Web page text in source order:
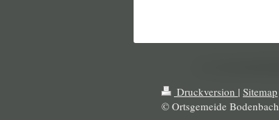
Druckversion | Sitemap
© Ortsgemeide Bodenbach